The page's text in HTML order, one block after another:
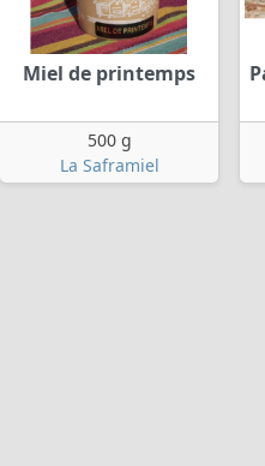
Miel de printemps
500 g
La Saframiel